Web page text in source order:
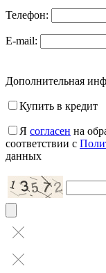
Телефон:
E-mail:
Дополнительная
Купить в кредит
Я согласен на
соответствии с
данных